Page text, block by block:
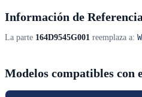
Información de
La parte 164D9545G001 reemplaza a:
Modelos compatibles con